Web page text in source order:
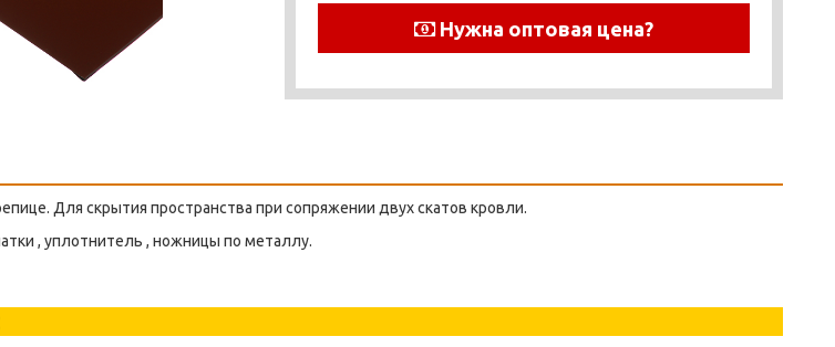
Нужна оптовая цена?
Для скрытия пространства при сопряжении двух скатов кровли.
, уплотнитель , ножницы по металлу.